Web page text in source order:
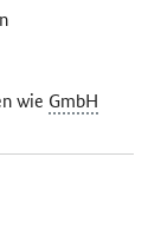
wie GmbH